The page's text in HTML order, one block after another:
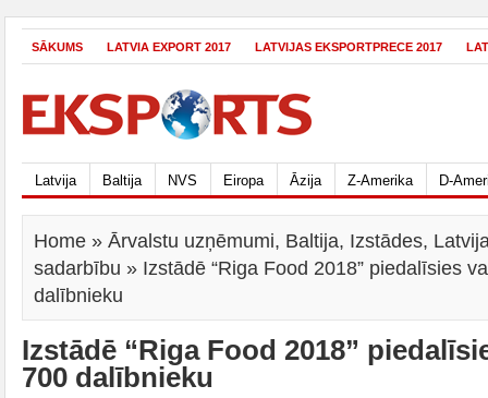
SĀKUMS LATVIA EXPORT 2017 LATVIJAS EKSPORTPRECE 2017
Latvija Baltija NVS Eiropa Āzija Z-Amerika D-
Home » Ārvalstu uzņēmumi, Baltija, Izstādes,
sadarbību » Izstādē “Riga Food 2018” piedalīsies
dalībnieku
Izstādē “Riga Food 2018”
700 dalībnieku